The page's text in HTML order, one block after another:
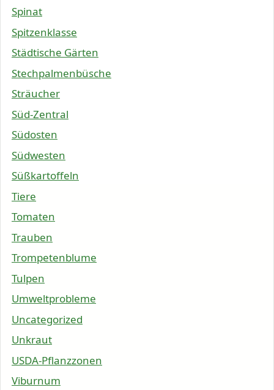
Spinat
Spitzenklasse
Städtische Gärten
Stechpalmenbüsche
Sträucher
Süd-Zentral
Südosten
Südwesten
Süßkartoffeln
Tiere
Tomaten
Trauben
Trompetenblume
Tulpen
Umweltprobleme
Uncategorized
Unkraut
USDA-Pflanzzonen
Viburnum